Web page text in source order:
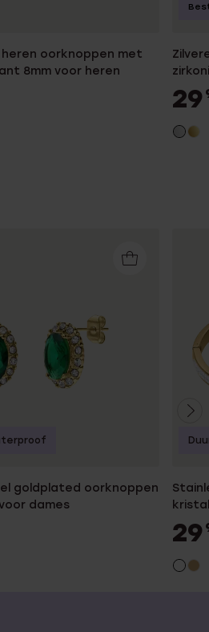
heren oorknoppen met
8mm voor heren
29
goldplated oorknoppen
dames
29